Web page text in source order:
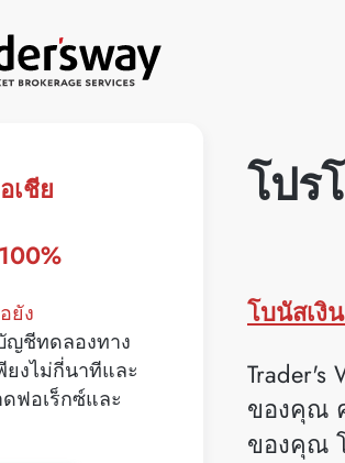
เชีย
ยัง
ญชีทดลองทาง
ยงไม่กี่นาทีและ
ฟอเร็กซ์และ
โปร
โบนัสเงิ
ของคุณ
ของคุณ